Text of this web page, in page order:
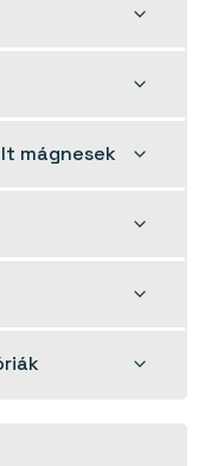
Toggle
Toggle
mágnesek
Toggle
Toggle
Toggle
Toggle